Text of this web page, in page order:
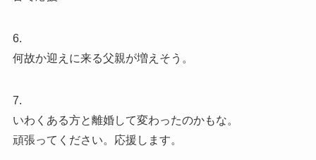
6.
何故か迎えに来る父親が増えそう。
7.
いわくある方と離婚して変わったのかもな。
頑張ってください。応援します。